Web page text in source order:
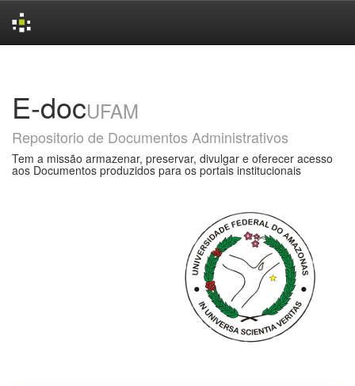
E-docUFAM
Repositorio de Documentos Administrativos
Tem a missão armazenar, preservar, divulgar e oferecer acesso
aos Documentos produzidos para os portais institucionais